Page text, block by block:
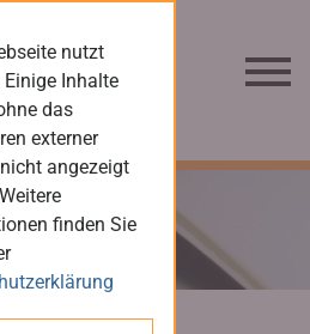
nutzt
Einige Inhalte
das
externer
angezeigt
finden Sie